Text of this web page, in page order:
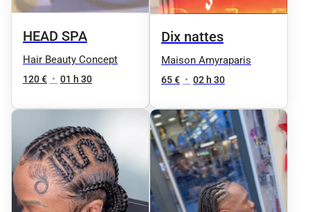
HEAD SPA
Hair Beauty Concept
120 € • 01 h 30
Dix nattes
Maison Amyraparis
65 € • 02 h 30